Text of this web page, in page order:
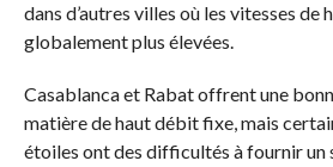
dans d’autres villes où les vitesses de
globalement plus élevées.
Casablanca et Rabat offrent une
matière de haut débit fixe, mais
étoiles ont des difficultés à fournir un